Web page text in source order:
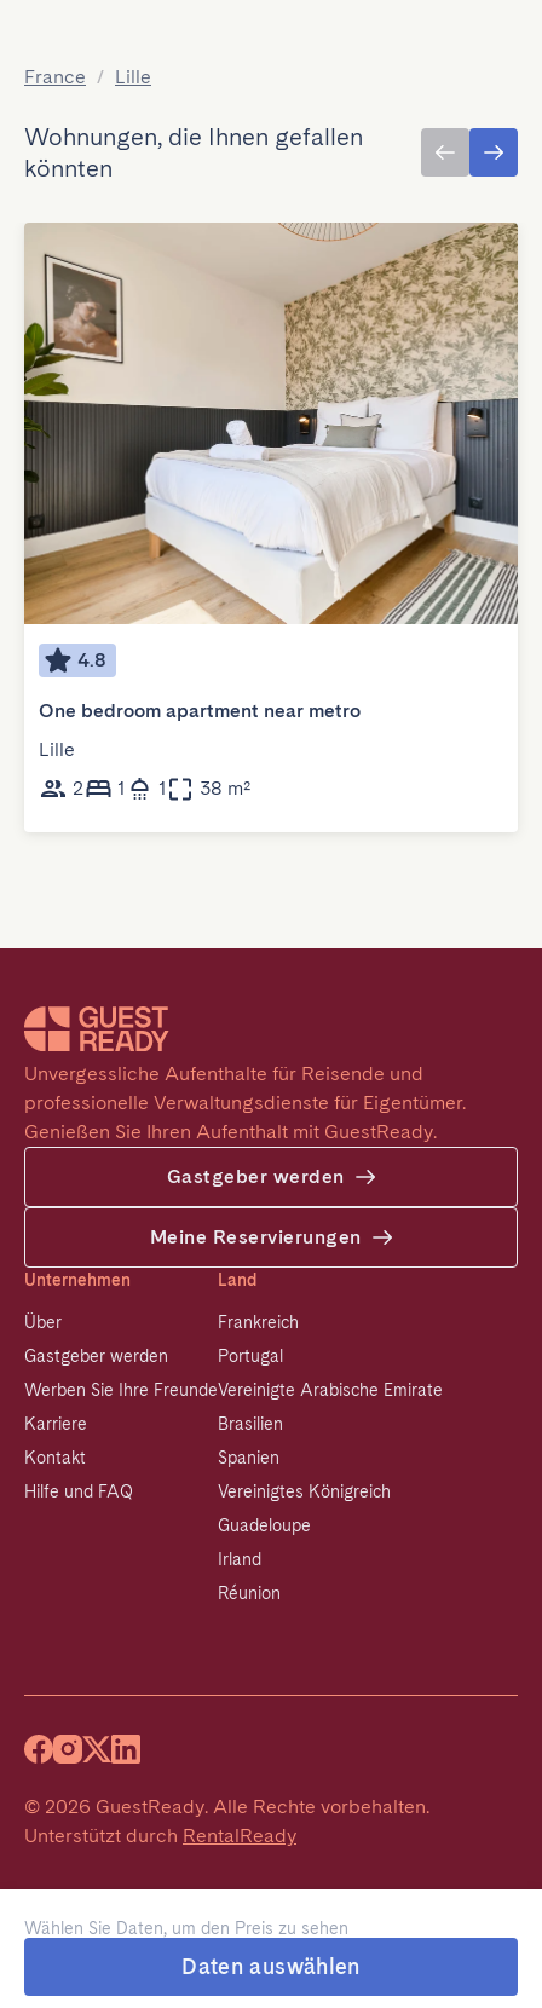
Wählen Sie Daten, um den Preis zu sehen
Daten auswählen
France / Lille
Wohnungen, die Ihnen gefallen
könnten
4.8
One bedroom apartment near metro
Lille
2
1 1 38 m²
Unvergessliche Aufenthalte für Reisende und
professionelle Verwaltungsdienste für Eigentümer.
Genießen Sie Ihren Aufenthalt mit GuestReady.
Gastgeber werden
Meine Reservierungen
Unternehmen
Über
Gastgeber werden
Werben Sie Ihre Freunde
Karriere
Kontakt
Hilfe und FAQ
Land
Frankreich
Portugal
Vereinigte Arabische Emirate
Brasilien
Spanien
Vereinigtes Königreich
Guadeloupe
Irland
Réunion
© 2026 GuestReady. Alle Rechte vorbehalten.
Unterstützt durch RentalReady